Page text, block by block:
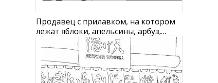
Продавец с прилавком, на котором
лежат яблоки, апельсины, арбуз,
банан и груши